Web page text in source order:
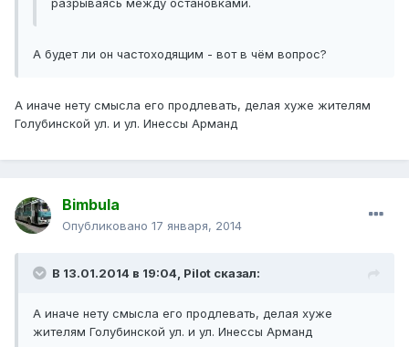
разрываясь между остановками.
А будет ли он частоходящим - вот в чём вопрос?
А иначе нету смысла его продлевать, делая хуже жителям
Голубинской ул. и ул. Инессы Арманд
Bimbula
Опубликовано 17 января, 2014
В 13.01.2014 в 19:04, Pilot сказал:
А иначе нету смысла его продлевать, делая хуже
жителям Голубинской ул. и ул. Инессы Арманд